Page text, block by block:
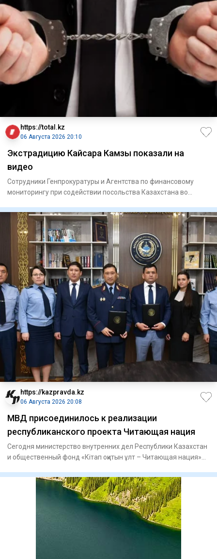
https://total.kz
06 Августа 2026 20:10
Экстрадицию Кайсара Камзы показали на
видео
Сотрудники Генпрокуратуры и Агентства по финансовому
мониторингу при содействии посольства Казахстана во
https://kazpravda.kz
06 Августа 2026 20:08
МВД присоединилось к реализации
республиканского проекта Читающая нация
Сегодня министерство внутренних дел Республики Казахстан
и общественный фонд «Кітап оқитын ұлт – Читающая нация»